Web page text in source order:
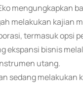
mengungkapkan
melakukan kajian
termasuk opsi
ekspansi bisnis
utang.
sedang melakukan